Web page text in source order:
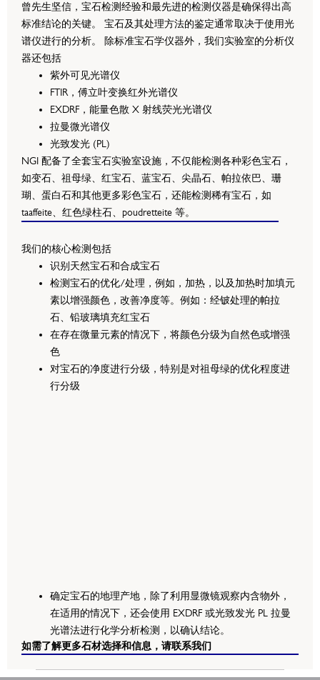
曾先生坚信，宝石检测经验和最先进的检测仪器是确保得出高
标准结论的关键。 宝石及其处理方法的鉴定通常取决于使用光
谱仪进行的分析。 除标准宝石学仪器外，我们实验室的分析仪
器还包括
紫外可见光谱仪
FTIR，傅立叶变换红外光谱仪
EXDRF，能量色散 X 射线荧光光谱仪
拉曼微光谱仪
光致发光 (PL)
NGI 配备了全套宝石实验室设施，不仅能检测各种彩色宝石，
如变石、祖母绿、红宝石、蓝宝石、尖晶石、帕拉依巴、珊
瑚、蛋白石和其他更多彩色宝石，还能检测稀有宝石，如
taaffeite、红色绿柱石、poudretteite 等。
我们的核心检测包括
识别天然宝石和合成宝石
检测宝石的优化/处理，例如，加热，以及加热时加填元
素以增强颜色，改善净度等。例如：经铍处理的帕拉
石、铅玻璃填充红宝石
在存在微量元素的情况下，将颜色分级为自然色或增强
色
对宝石的净度进行分级，特别是对祖母绿的优化程度进
行分级
确定宝石的地理产地，除了利用显微镜观察内含物外，
在适用的情况下，还会使用 EXDRF 或光致发光 PL 拉曼
光谱法进行化学分析检测，以确认结论。
如需了解更多石材选择和信息，请联系我们